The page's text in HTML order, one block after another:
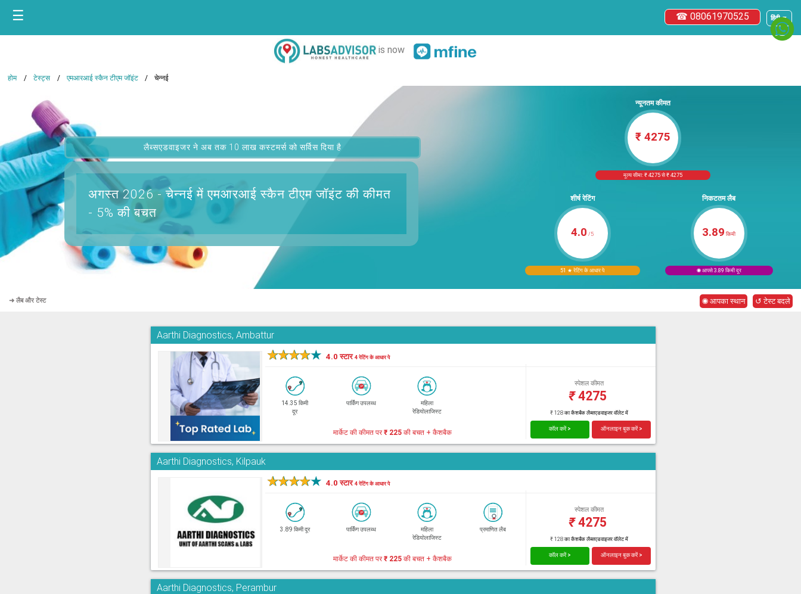
हिंदी ▼
☎ 08061970525
☰
is now
होम टेस्ट्स एमआरआई स्कैन टीएम जॉइंट चेन्नई
लैब्सएडवाइजर ने अब तक 10 लाख कस्टमर्स को सर्विस दिया है
अगस्त 2026 -चेन्नई में एमआरआई स्कैन टीएम जॉइंटकी कीमत
- 5% की बचत
न्यूनतम कीमत
₹ 4275
मूल्य सीमा: ₹ 4275 से ₹ 4275
शीर्ष रेटिंग
4.0 /5
51 ★ रेटिंग के आधार पे
निकटतम लैब
3.89 किमी
◉ आपसे 3.89 किमी दूर
➜ लैब और टेस्ट ◉ आपका स्थान ↺ टेस्ट बदले
Aarthi Diagnostics, Ambattur
★★★★★ 4.0 स्टार4 रेटिंग के आधार पे
14.35 किमी
दूर
पार्किंग उपलब्ध
महिला
रेडियोलाजिस्ट
स्पेशल कीमत
₹4275
₹ 128 का कैशबैक लैब्सएडवाइजर वॉलेट में
मार्केट की कीमत पर₹ 225 की बचत + कैशबैक कॉल करें > ऑनलाइन बुक करें >
Aarthi Diagnostics, Kilpauk
★★★★★ 4.0 स्टार4 रेटिंग के आधार पे
3.89 किमी दूर पार्किंग उपलब्ध
महिला
रेडियोलाजिस्ट
प्रमाणित लैब
स्पेशल कीमत
₹4275
₹ 128 का कैशबैक लैब्सएडवाइजर वॉलेट में
मार्केट की कीमत पर₹ 225 की बचत + कैशबैक कॉल करें > ऑनलाइन बुक करें >
Aarthi Diagnostics, Perambur